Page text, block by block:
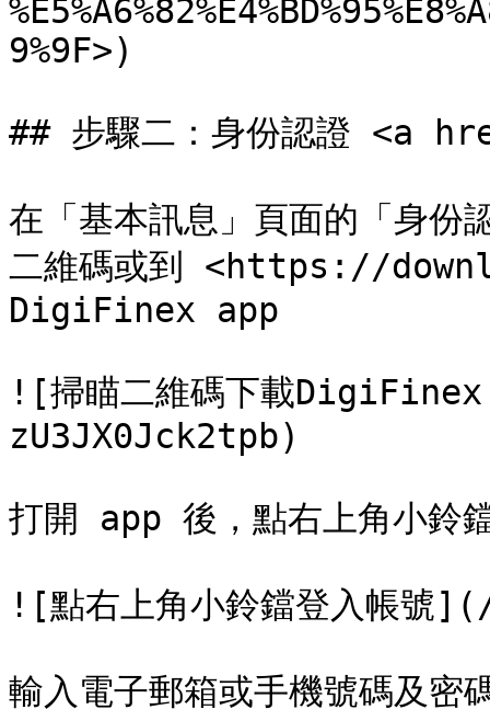
9%9F>)
## 步驟二：身份認證
在「基本訊息」頁面的「身份
二維碼或到 <https://
DigiFinex app
![掃瞄二維碼下載
zU3JX0Jck2tpb)
打開 app 後，點右上角小鈴
![點右上角小鈴鐺登入帳
輸入電子郵箱或手機號碼及